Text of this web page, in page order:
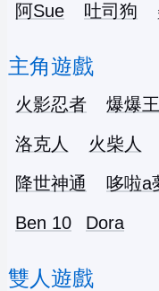
阿Sue 吐司狗
主角遊戲
火影忍者 爆爆王
洛克人
火柴人
降世神通
哆啦a
Ben 10
Dora
雙人遊戲